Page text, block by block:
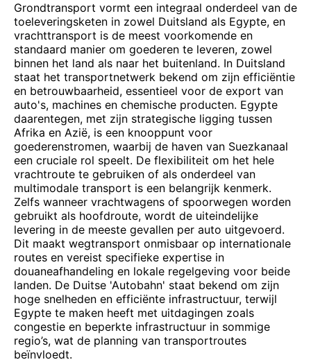
Grondtransport vormt een integraal onderdeel van de
toeleveringsketen in zowel Duitsland als Egypte, en
vrachttransport is de meest voorkomende en
standaard manier om goederen te leveren, zowel
binnen het land als naar het buitenland. In Duitsland
staat het transportnetwerk bekend om zijn efficiëntie
en betrouwbaarheid, essentieel voor de export van
auto's, machines en chemische producten. Egypte
daarentegen, met zijn strategische ligging tussen
Afrika en Azië, is een knooppunt voor
goederenstromen, waarbij de haven van Suezkanaal
een cruciale rol speelt. De flexibiliteit om het hele
vrachtroute te gebruiken of als onderdeel van
multimodale transport is een belangrijk kenmerk.
Zelfs wanneer vrachtwagens of spoorwegen worden
gebruikt als hoofdroute, wordt de uiteindelijke
levering in de meeste gevallen per auto uitgevoerd.
Dit maakt wegtransport onmisbaar op internationale
routes en vereist specifieke expertise in
douaneafhandeling en lokale regelgeving voor beide
landen. De Duitse 'Autobahn' staat bekend om zijn
hoge snelheden en efficiënte infrastructuur, terwijl
Egypte te maken heeft met uitdagingen zoals
congestie en beperkte infrastructuur in sommige
regio’s, wat de planning van transportroutes
beïnvloedt.